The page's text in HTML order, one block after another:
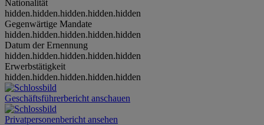
Nationalität
hidden.hidden.hidden.hidden.hidden
Gegenwärtige Mandate
hidden.hidden.hidden.hidden.hidden
Datum der Ernennung
hidden.hidden.hidden.hidden.hidden
Erwerbstätigkeit
hidden.hidden.hidden.hidden.hidden
Geschäftsführerbericht anschauen
Privatpersonenbericht ansehen